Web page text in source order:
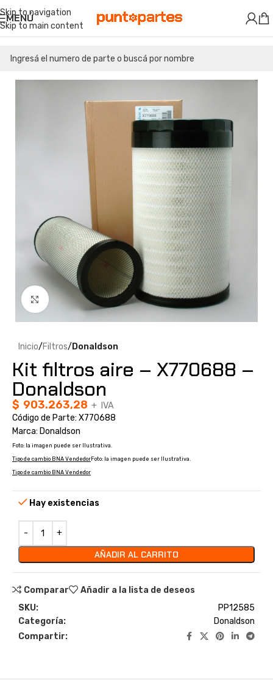
Skip to navigation
Skip to main content
MENÚ
Clic para ampliar
Inicio Filtros Donaldson
Kit filtros aire – X770688 –
Donaldson
$ 903.263,28 + IVA
Código de Parte: X770688
Marca: Donaldson
Foto: la imagen puede ser Ilustrativa.
Tipo de cambio BNA Vendedor Foto: la imagen puede ser Ilustrativa.
Tipo de cambio BNA Vendedor
Hay existencias
AÑADIR AL CARRITO
Comparar
Añadir a la lista de deseos
SKU:
PP12585
Categoría:
Donaldson
Compartir: